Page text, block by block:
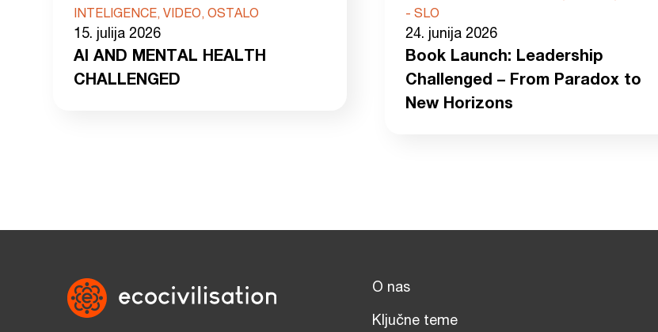
INTELIGENCE, VIDEO, OSTALO
15. julija 2026
AI AND MENTAL HEALTH
CHALLENGED
- SLO
24. junija 2026
Book Launch: Leadership
Challenged – From Paradox to
New Horizons
O nas
Ključne teme